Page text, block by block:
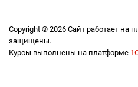
Copyright © 2026 Сайт работает на
защищены.
Курсы выполнены на платформе